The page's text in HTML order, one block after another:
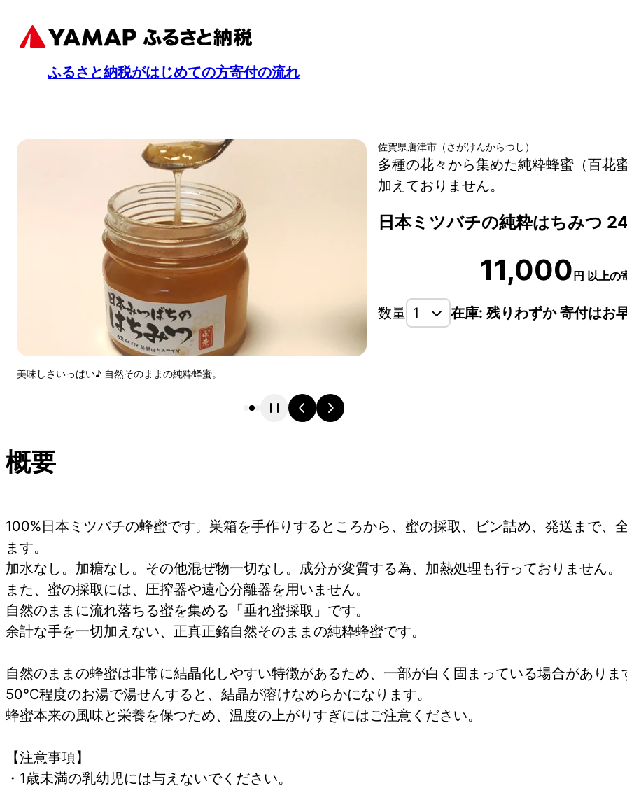
ふるさと納税がはじめての方寄付の流れ
美味しさいっぱい♪ 自然そのままの純粋蜂蜜。
佐賀県唐津市 （さがけんからつし ）
多種の花々から集めた純粋蜂蜜（百花
加えておりません。
日本ミツバチの純粋はちみつ
11,000円 以上の
数量 在庫: 残りわずか 寄付はお
概要
100%日本ミツバチの蜂蜜です。巣箱を手作りするところから、蜜の採取、ビン詰め、発送まで、
ます。
加水なし。加糖なし。その他混ぜ物一切なし。成分が変質する為、加熱処理も行っておりません。
また、蜜の採取には、圧搾器や遠心分離器を用いません。
自然のままに流れ落ちる蜜を集める「垂れ蜜採取」です。
余計な手を一切加えない、正真正銘自然そのままの純粋蜂蜜です。
自然のままの蜂蜜は非常に結晶化しやすい特徴があるため、一部が白く固まっている場合がありま
50℃程度のお湯で湯せんすると、結晶が溶けなめらかになります。
蜂蜜本来の風味と栄養を保つため、温度の上がりすぎにはご注意ください。
【注意事項】
・1歳未満の乳幼児には与えないでください。